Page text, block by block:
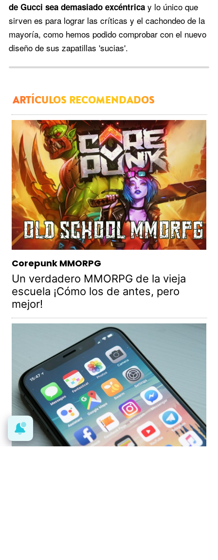
de Gucci sea demasiado excéntricay lo único que
sirven es para lograr las críticas y el cachondeo de la
mayoría, como hemos podido comprobar con el nuevo
diseño de sus zapatillas 'sucias'.
ARTÍCULOS RECOMENDADOS
Corepunk MMORPG
Un verdadero MMORPG de la vieja
escuela ¡Cómo los de antes, pero
mejor!